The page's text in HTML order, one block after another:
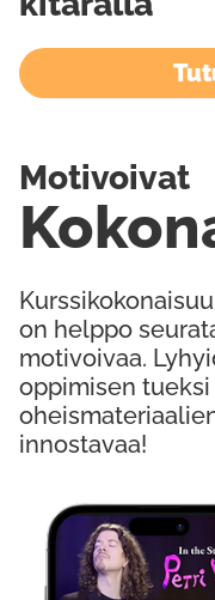
on helppo
motivoivaa.
oppimisen
innostavaa!
Motivoivat